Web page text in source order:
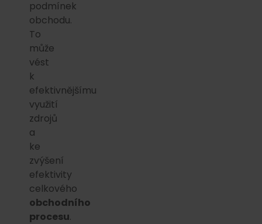
podmínek
obchodu.
To
může
vést
k
efektivnějšímu
využití
zdrojů
a
ke
zvýšení
efektivity
celkového
obchodního
procesu.